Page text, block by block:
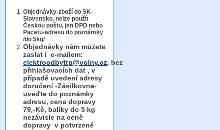
Objednávky-zboží do SK-
Slovensko, nelze použít
Českou poštu, jen DPD nebo
Pacetu-adresu do poznámky
/do 5kg/
Objednávky nám můžete
zaslat i e-mailem:
elektroodbyttp@volny.cz, bez
přihlašovacích dat , v
případě uvedení adresy
doručení -Zásilkovna-
uveďte do poznámky
adresu, cena dopravy
79,-Kč, balíky do 5 kg
nezávisle na ceně
dopravy v potvrzené